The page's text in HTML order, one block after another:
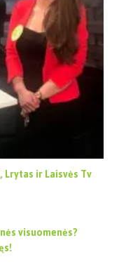
ir Laisvės Tv
visuomenės?